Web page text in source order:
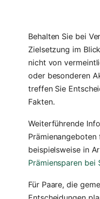
Behalten Sie bei
Zielsetzung im
nicht von
oder besonderen
treffen Sie
Fakten.
Weiterführende
Prämienangeboten
beispielsweise in
Prämiensparen bei
Für Paare, die